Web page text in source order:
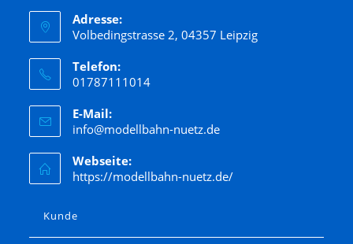
Herpa
Herr
Herrmann &Partner Straßenbahnmodelle
Hornby
Jägerndorfer
Kato
Kibri
Kress
Lenz
LGB
Adresse:
Volbedingstrasse 2, 04357 Leipzig
Telefon:
01787111014
E-Mail:
info@modellbahn-nuetz.de
Webseite:
https://modellbahn-nuetz.de/
Kunde